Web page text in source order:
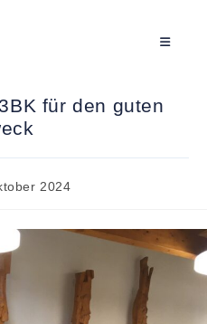
für den guten
2024